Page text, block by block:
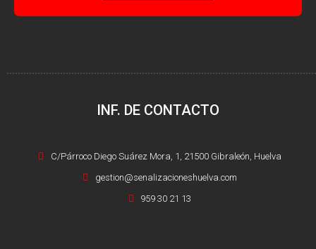
INF. DE CONTACTO
C/Párroco Diego Suárez Mora, 1, 21500 Gibraleón, Huelva
gestion@senalizacioneshuelva.com
959 30 21 13